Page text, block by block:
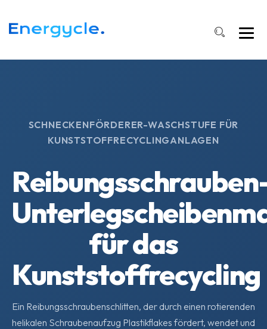
SCHNECKENFÖRDERER-WASCHSTUFE FÜR
KUNSTSTOFFRECYCLINGANLAGEN
für das
Kunststoffrecycling
Ein Reibungsschraubenschlitten, der durch einen rotierenden
helikalen Schraubenaufzug Plastikflakes fördert, wendet und